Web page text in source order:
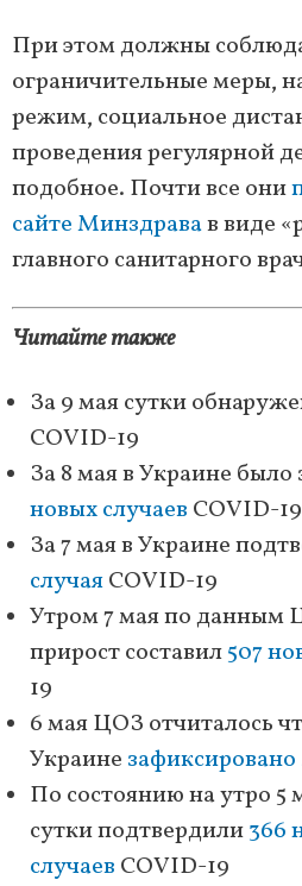
При этом должны
ограничительные меры,
режим, социальное
проведения регулярной
подобное. Почти все они
сайте Минздравав виде
главного санитарного
Читайте также
За 9 мая сутки
COVID-19
За 8 мая в Украине
новых случаев COVID-
За 7 мая в Украине
случаяCOVID-19
Утром 7 мая по данным
прирост составил507
19
6 мая ЦОЗ отчиталось
Украине зафиксировано
По состоянию на утро 5
сутки подтвердили366
случаев COVID-19